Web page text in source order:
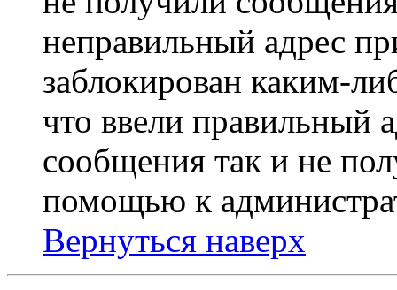
неправильный адрес
заблокирован каким-
что ввели правильный
сообщения так и не
помощью к
Вернуться наверх